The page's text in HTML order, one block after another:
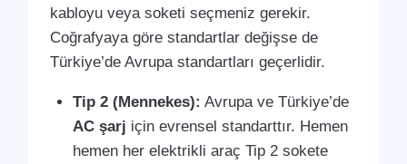
kabloyu veya soketi seçmeniz gerekir.
Coğrafyaya göre standartlar değişse de
Türkiye’de Avrupa standartları geçerlidir.
Tip 2 (Mennekes): Avrupa ve Türkiye’de
AC şarj için evrensel standarttır. Hemen
hemen her elektrikli araç Tip 2 sokete